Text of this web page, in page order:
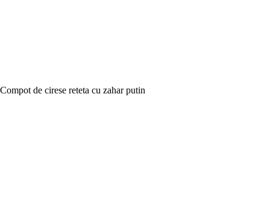
Compot de cirese reteta cu zahar putin